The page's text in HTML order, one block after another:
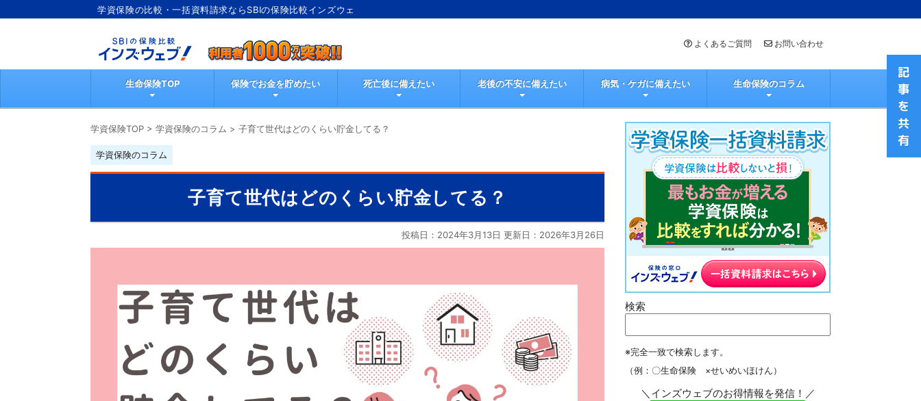
学資保険の比較・一括資料請求ならSBIの保険比較インズウェ
よくあるご質問 お問い合わせ
生命保険TOP 保険でお金を貯めたい 死亡後に備えたい 老後の不安に備えたい 病気・ケガに備えたい 生命保険のコラム
学資保険TOP > 学資保険のコラム > 子育て世代はどのくらい貯金してる？
学資保険のコラム
子育て世代はどのくらい貯金してる？
投稿日：2024年3月13日 更新日： 2026年3月26日
検索
※完全一致で検索します。
（例：〇生命保険 ×せいめいほけん）
＼インズウェブのお得情報を発信！／